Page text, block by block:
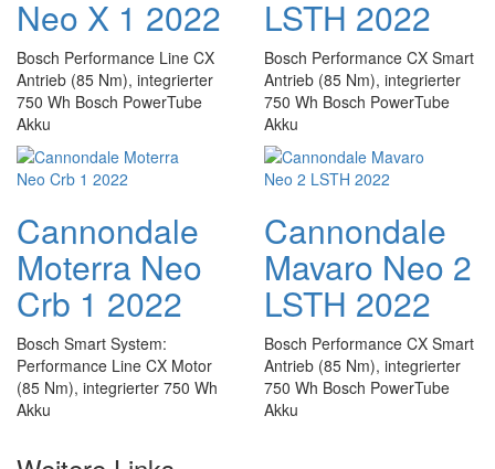
Neo X 1 2022
Bosch Performance Line CX
Antrieb (85 Nm), integrierter
750 Wh Bosch PowerTube
Akku
LSTH 2022
Bosch Performance CX Smart
Antrieb (85 Nm), integrierter
750 Wh Bosch PowerTube
Akku
Cannondale
Moterra Neo
Crb 1 2022
Bosch Smart System:
Performance Line CX Motor
(85 Nm), integrierter 750 Wh
Akku
Cannondale
Mavaro Neo 2
LSTH 2022
Bosch Performance CX Smart
Antrieb (85 Nm), integrierter
750 Wh Bosch PowerTube
Akku